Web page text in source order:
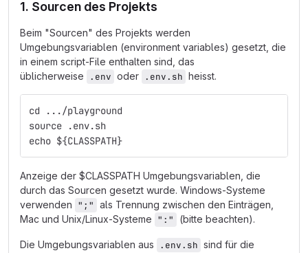
1. Sourcen des Projekts
Beim "Sourcen" des Projekts werden
Umgebungsvariablen (environment variables) gesetzt, die
in einem script-File enthalten sind, das
üblicherweise
.env oder .env.sh heisst.
cd .../playground                              ;
source .env.sh                                 ;
echo ${CLASSPATH}
Anzeige der $CLASSPATH Umgebungsvariablen, die
durch das Sourcen gesetzt wurde. Windows-Systeme
verwenden ";" als Trennung zwischen den Einträgen,
Mac und Unix/Linux-Systeme ":" (bitte beachten).
Die Umgebungsvariablen aus .env.sh sind für die